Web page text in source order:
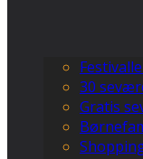
30
Gratis